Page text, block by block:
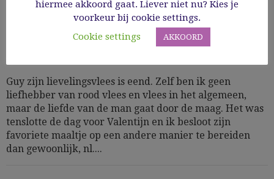
Gekonfijte eendenborst met rode biet
Vlees
Guy zijn lievelingsvlees is eend. Zelf ben ik geen
liefhebber van rood vlees en vlees in het algemeen,
maar de liefde van de man gaat door de maag. Het was
tenslotte de dag voor Valentijn en ik besloot zijn
favoriete maaltje op een andere manier te bereiden
dan gewoonlijk, nl....
hiermee akkoord gaat. Liever niet nu? Kies je
voorkeur bij cookie settings.
Cookie settings
AKKOORD